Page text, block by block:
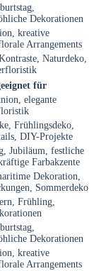
Dekorationen
kreative
Arrangements
Naturdeko,
für
elegante
Frühlingsdeko,
DIY-Projekte
Jubiläum, festliche
Farbakzente
Dekoration,
Sommerdeko
Frühling,
Dekorationen
kreative
Arrangements